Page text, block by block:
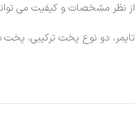
از نظر مشخصات و کیفیت می تواند
تایمر، دو نوع پخت ترکیبی،